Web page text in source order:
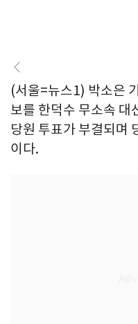
(서울=뉴스1) 박소은
보를 한덕수 무소속 대
당원 투표가 부결되며
이다.